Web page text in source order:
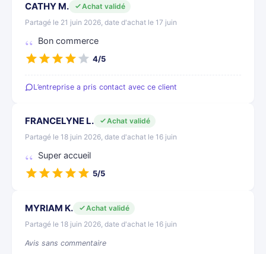
CATHY M.
Achat validé
Partagé le 21 juin 2026, date d'achat le 17 juin
Bon commerce
4/5
L’entreprise a pris contact avec ce client
FRANCELYNE L.
Achat validé
Partagé le 18 juin 2026, date d'achat le 16 juin
Super accueil
5/5
MYRIAM K.
Achat validé
Partagé le 18 juin 2026, date d'achat le 16 juin
Avis sans commentaire